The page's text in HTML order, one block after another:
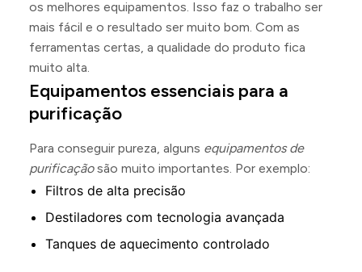
os melhores equipamentos. Isso faz o trabalho ser
mais fácil e o resultado ser muito bom. Com as
ferramentas certas, a qualidade do produto fica
muito alta.
Equipamentos essenciais para a
purificação
Para conseguir pureza, alguns equipamentos de
purificaçãosão muito importantes. Por exemplo:
Filtros de alta precisão
Destiladores com tecnologia avançada
Tanques de aquecimento controlado